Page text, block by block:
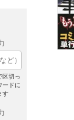
区切っ
ードに
す